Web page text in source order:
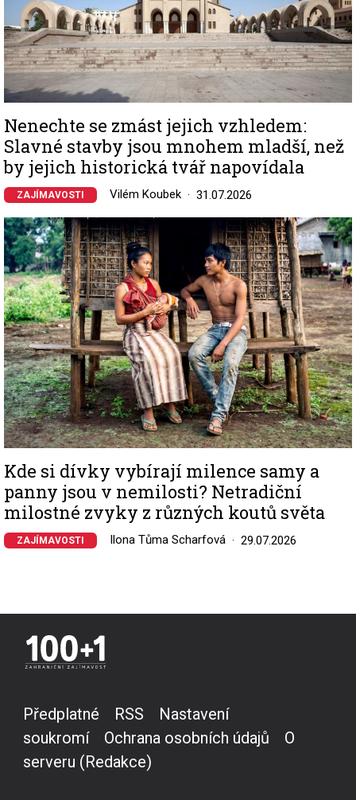
Nenechte se zmást jejich vzhledem:
Slavné stavby jsou mnohem mladší, než
by jejich historická tvář napovídala
ZAJÍMAVOSTI Vilém Koubek 31.07.2026
Image
Kde si dívky vybírají milence samy a
panny jsou v nemilosti? Netradiční
milostné zvyky z různých koutů světa
ZAJÍMAVOSTI Ilona Tůma Scharfová 29.07.2026
Předplatné RSS
Nastavení
soukromí
Ochrana osobních údajů
O
serveru (Redakce)